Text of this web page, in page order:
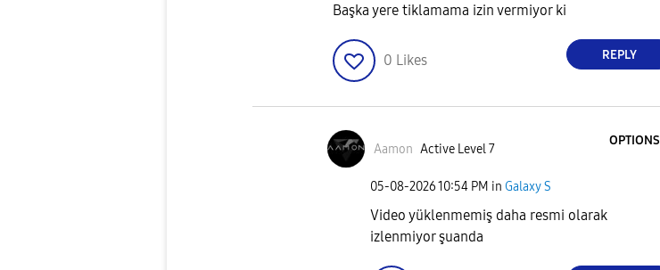
Başka yere tiklamama izin vermiyor ki
0 Likes REPLY
Aamon Active Level 7
OPTIONS
‎05-08-202610:54 PM in Galaxy S
Video yüklenmemiş daha resmi olarak
izlenmiyor şuanda